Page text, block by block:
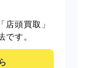
頭買取」
す。